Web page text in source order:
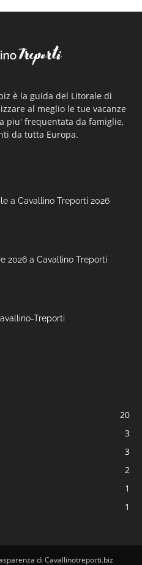
è la guida del Litorale di
al meglio le tue vacanze
piu' frequentata da famiglie,
da tutta Europa.
a Cavallino Treporti 2026
2026 a Cavallino Treporti
Treporti
20
3
3
2
1
1
di Cavallinotreporti.biz